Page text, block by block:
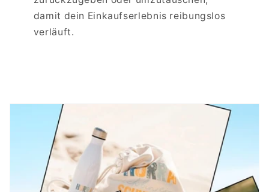
damit dein Einkaufserlebnis reibungslos
verläuft.